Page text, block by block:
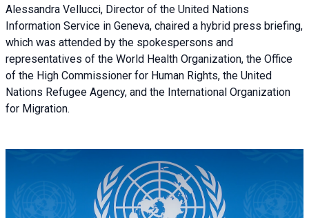
Alessandra Vellucci, Director of the United Nations
Information Service in Geneva, chaired a hybrid press briefing,
which was attended by the spokespersons and
representatives of the World Health Organization, the Office
of the High Commissioner for Human Rights, the United
Nations Refugee Agency, and the International Organization
for Migration.